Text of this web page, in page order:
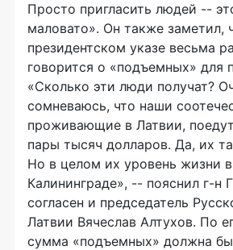
Просто пригласить людей --
маловато». Он также заметил,
президентском указе весьма
говорится о «подъемных» для
«Сколько эти люди получат?
сомневаюсь, что наши
проживающие в Латвии,
пары тысяч долларов. Да, их
Но в целом их уровень жизни
Калининграде», -- пояснил г-н
согласен и председатель
Латвии Вячеслав Алтухов. По
сумма «подъемных» должна